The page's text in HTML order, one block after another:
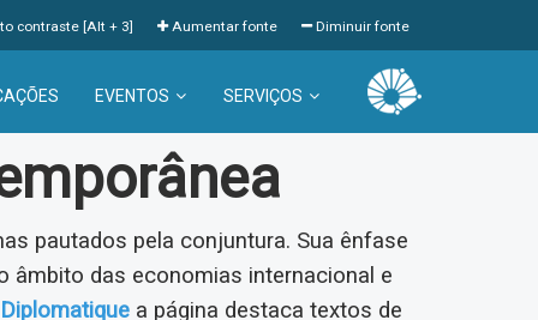
Diminuir fonte
Aumentar fonte
contraste [Alt + 3]
EVENTOS SERVIÇOS
pautados pela conjuntura. Sua ênfase
âmbito das economias internacional e
a página destaca textos de